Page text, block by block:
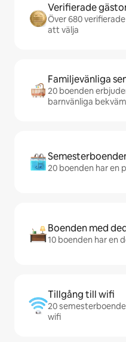
Verifierade
Över 680
att välja
Familjevänliga
20 boenden
barnvänliga
20 boenden har en
Boenden med
10 boenden har en
Tillgång till wifi
20
wifi